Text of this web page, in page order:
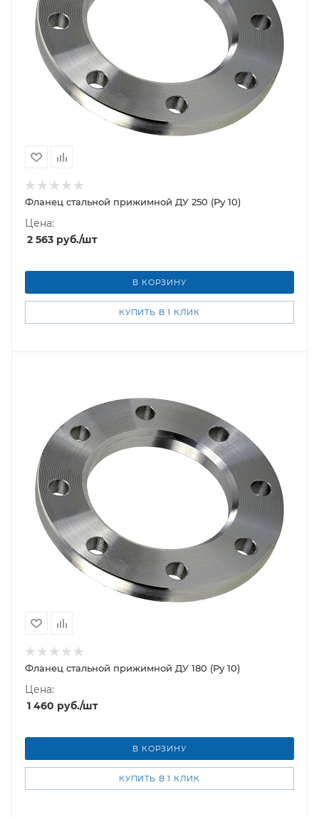
Фланец стальной прижимной ДУ 250 (Ру 10)
Цена:
2 563 руб./шт
В КОРЗИНУ
КУПИТЬ В 1 КЛИК
Фланец стальной прижимной ДУ 180 (Ру 10)
Цена:
1 460 руб./шт
В КОРЗИНУ
КУПИТЬ В 1 КЛИК